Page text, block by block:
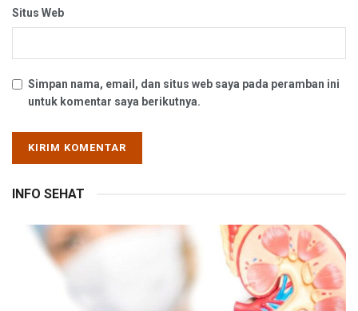
Situs Web
Simpan nama, email, dan situs web saya pada peramban ini
untuk komentar saya berikutnya.
INFO SEHAT